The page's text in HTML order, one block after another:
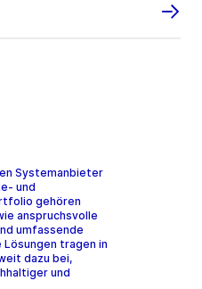
Systemanbieter
und
gehören
anspruchsvolle
umfassende
tragen in
dazu bei,
und